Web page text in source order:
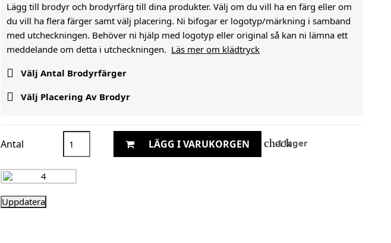
Lägg till brodyr och brodyrfärg till dina produkter. Välj om du vill ha en färg eller om
du vill ha flera färger samt välj placering. Ni bifogar er logotyp/märkning i samband
med utcheckningen. Behöver ni hjälp med logotyp eller original så kan ni lämna ett
meddelande om detta i utcheckningen. Läs mer om klädtryck
 Välj Antal Brodyrfärger
 Välj Placering Av Brodyr
Antal LÄGG I VARUKORGEN check
I lager